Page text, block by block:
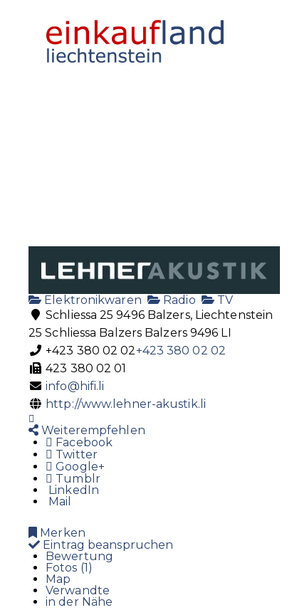
Elektronikwaren Radio
TV
Schliessa 25 9496 Balzers, Liechtenstein
25 Schliessa Balzers Balzers 9496 LI
+423 380 02 02+423 380 02 02
423 380 02 01
info@hifi.li
http://www.lehner-akustik.li
Weiterempfehlen
Facebook
Twitter
Google+
Tumblr
LinkedIn
Mail
Merken
Eintrag beanspruchen
Bewertung
Fotos (1)
Map
Verwandte
in der Nähe